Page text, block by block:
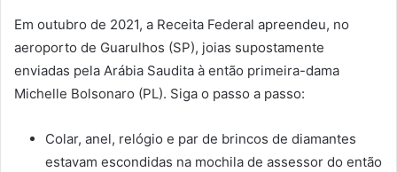
Em outubro de 2021, a Receita Federal apreendeu, no
aeroporto de Guarulhos (SP), joias supostamente
enviadas pela Arábia Saudita à então primeira-dama
Michelle Bolsonaro (PL). Siga o passo a passo:
Colar, anel, relógio e par de brincos de diamantes
estavam escondidas na mochila de assessor do então